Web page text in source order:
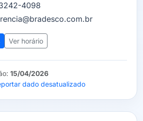
4098
Ver horário
15/04/2026
dado desatualizado